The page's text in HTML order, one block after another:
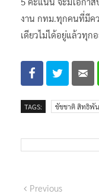
ปรับปรุงตัวง่ายขึ้นเพ
5 คะแนน จะมีโอกา
งาน กทม.ทุกคนที่มีค
เดียวไม่ได้อยู่แล้วทุก